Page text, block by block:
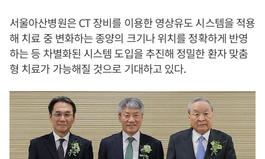
서울아산병원은 CT 장비를 이용한 영상유도 시스템을 적용
해 치료 중 변화하는 종양의 크기나 위치를 정확하게 반영
하는 등 차별화된 시스템 도입을 추진해 정밀한 환자 맞춤
형 치료가 가능해질 것으로 기대하고 있다.